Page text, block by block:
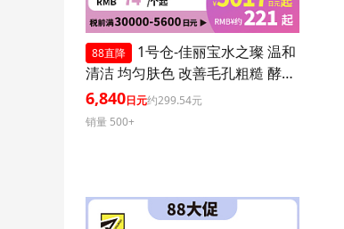
88直降
1号仓-佳丽宝水之璨 温和
清洁 均匀肤色 改善毛孔粗糙 酵素
洗颜粉 蓝色版 32粒 3个装
6,840日元约299.54元
销量 500+